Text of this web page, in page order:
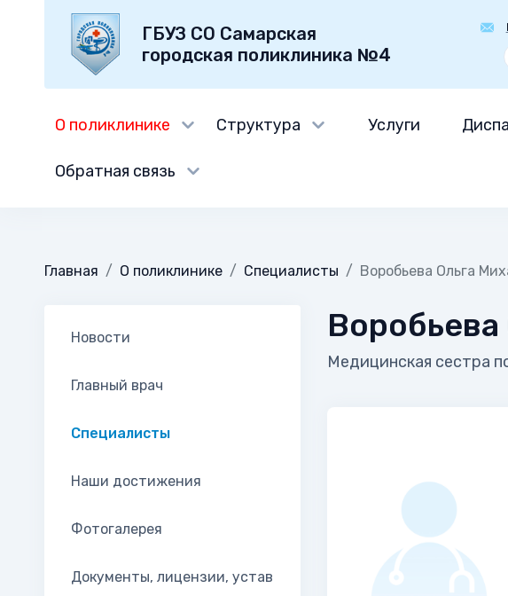
ГБУЗ СО Самарская
городская поликлиника №4
О поликлинике Структура Услуги
Обратная связь
Главная О поликлинике Специалисты Воробьева Ольга
Новости
Главный врач
Специалисты
Наши достижения
Фотогалерея
Документы, лицензии, устав
Медицинская сестра